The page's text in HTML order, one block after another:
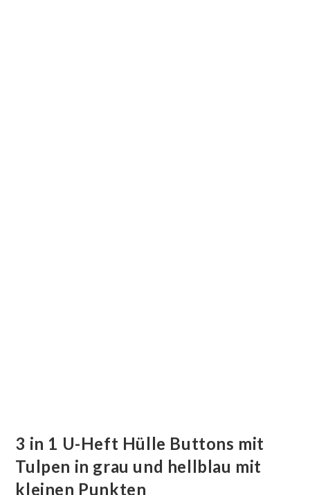
3 in 1 U-Heft Hülle Buttons mit
Tulpen in grau und hellblau mit
kleinen Punkten